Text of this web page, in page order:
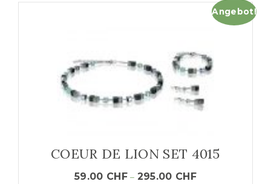
Angebot!
COEUR DE LION SET 4015
59.00 CHF– 295.00 CHF